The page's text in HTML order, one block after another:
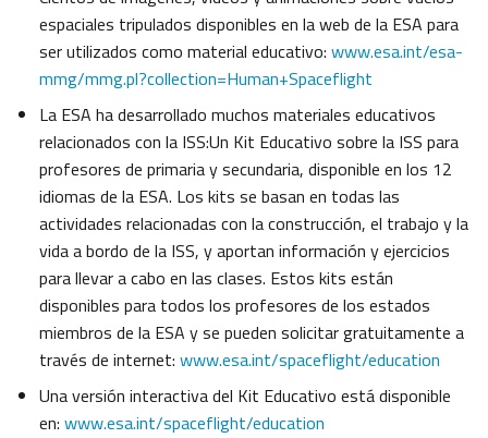
espaciales tripulados disponibles en la web de la ESA para
ser utilizados como material educativo: www.esa.int/esa-
mmg/mmg.pl?collection=Human+Spaceflight
La ESA ha desarrollado muchos materiales educativos
relacionados con la ISS:Un Kit Educativo sobre la ISS para
profesores de primaria y secundaria, disponible en los 12
idiomas de la ESA. Los kits se basan en todas las
actividades relacionadas con la construcción, el trabajo y la
vida a bordo de la ISS, y aportan información y ejercicios
para llevar a cabo en las clases. Estos kits están
disponibles para todos los profesores de los estados
miembros de la ESA y se pueden solicitar gratuitamente a
través de internet: www.esa.int/spaceflight/education
Una versión interactiva del Kit Educativo está disponible
en: www.esa.int/spaceflight/education